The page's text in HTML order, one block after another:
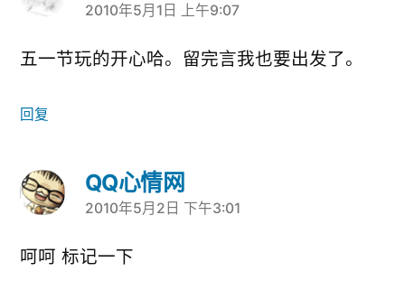
说：
2010年5月1日 上午9:07
五一节玩的开心哈。留完言我也要出发了。
回复
QQ心情网
说：
2010年5月2日 下午3:01
呵呵 标记一下